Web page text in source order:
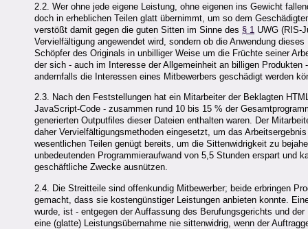
2.2. Wer ohne jede eigene Leistung, ohne eigenen ins Gewicht
doch in erheblichen Teilen glatt übernimmt, um so dem
verstößt damit gegen die guten Sitten im Sinne des § 1 UWG (RIS-
Vervielfältigung angewendet wird, sondern ob die Anwendung
Schöpfer des Originals in unbilliger Weise um die Früchte seiner
der sich - auch im Interesse der Allgemeinheit an billigen
andernfalls die Interessen eines Mitbewerbers geschädigt werden
2.3. Nach den Feststellungen hat ein Mitarbeiter der Beklagten
JavaScript-Code - zusammen rund 10 bis 15 % der
generierten Outputfiles dieser Dateien enthalten waren. Der
daher Vervielfältigungsmethoden eingesetzt, um das
wesentlichen Teilen genügt bereits, um die Sittenwidrigkeit zu
unbedeutenden Programmieraufwand von 5,5 Stunden erspart und
geschäftliche Zwecke ausnützen.
2.4. Die Streitteile sind offenkundig Mitbewerber; beide erbringen
gemacht, dass sie kostengünstiger Leistungen anbieten konnte.
wurde, ist - entgegen der Auffassung des Berufungsgerichts und
eine (glatte) Leistungsübernahme nie sittenwidrig, wenn der